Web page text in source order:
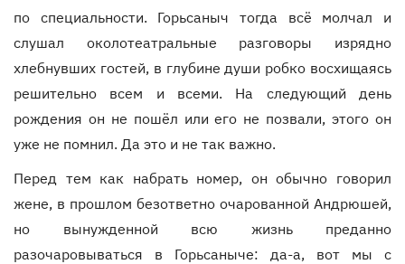
по специальности. Горьсаныч тогда всё молчал и
слушал околотеатральные разговоры изрядно
хлебнувших гостей, в глубине души робко восхищаясь
решительно всем и всеми. На следующий день
рождения он не пошёл или его не позвали, этого он
уже не помнил. Да это и не так важно.
Перед тем как набрать номер, он обычно говорил
жене, в прошлом безответно очарованной Андрюшей,
но вынужденной всю жизнь преданно
разочаровываться в Горьсаныче: да-а, вот мы с